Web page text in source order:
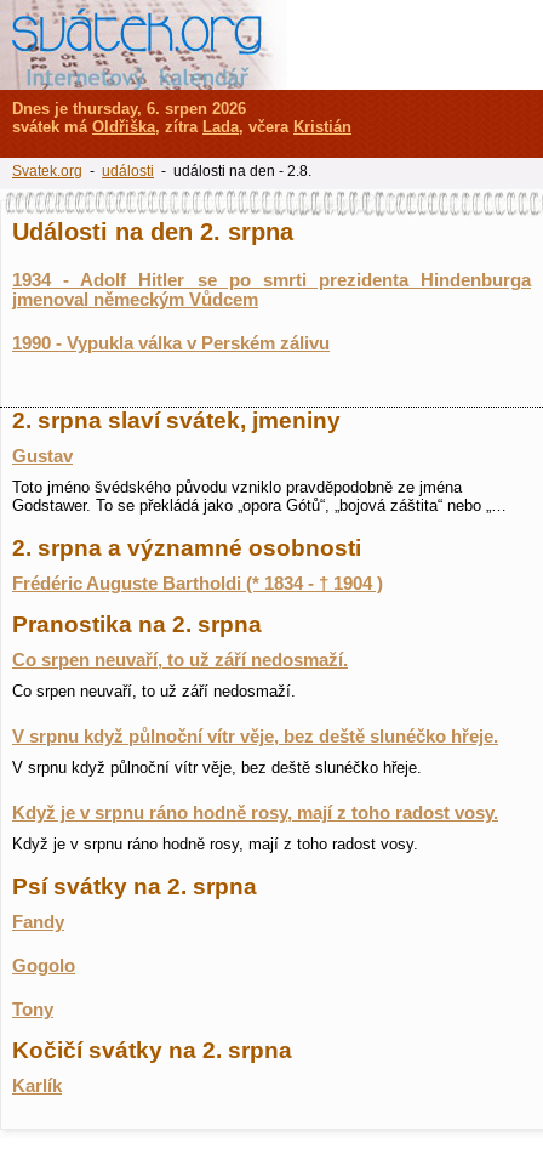
Události na den 2. srpna
1934 - Adolf Hitler se po smrti prezidenta Hindenburga
jmenoval německým Vůdcem
1990 - Vypukla válka v Perském zálivu
2. srpna slaví svátek, jmeniny
Gustav
Toto jméno švédského původu vzniklo pravděpodobně ze jména
Godstawer. To se překládá jako „opora Gótů“, „bojová záštita“ nebo „…
2. srpna a významné osobnosti
Frédéric Auguste Bartholdi (* 1834 - † 1904 )
Pranostika na 2. srpna
Co srpen neuvaří, to už září nedosmaží.
Co srpen neuvaří, to už září nedosmaží.
V srpnu když půlnoční vítr věje, bez deště slunéčko hřeje.
V srpnu když půlnoční vítr věje, bez deště slunéčko hřeje.
Když je v srpnu ráno hodně rosy, mají z toho radost vosy.
Když je v srpnu ráno hodně rosy, mají z toho radost vosy.
Psí svátky na 2. srpna
Fandy
Gogolo
Tony
Kočičí svátky na 2. srpna
Karlík
Dnes je thursday, 6. srpen 2026
svátek má Oldřiška, zítra Lada, včera Kristián
Svatek.org - události - události na den - 2.8.